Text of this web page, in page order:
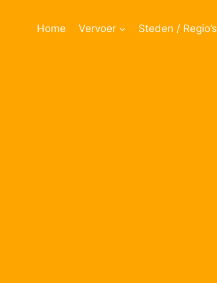
Home Vervoer Steden / Regio’s